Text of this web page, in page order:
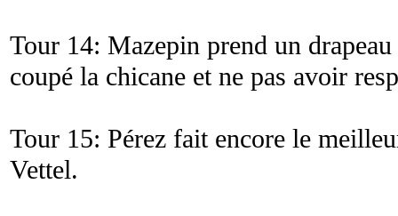
Tour 14: Mazepin prend un
coupé la chicane et ne pas avoir
Tour 15: Pérez fait encore le
Vettel.